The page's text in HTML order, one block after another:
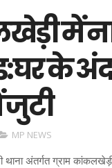
में
के
MP NEWS
थाना अंतर्गत ग्राम